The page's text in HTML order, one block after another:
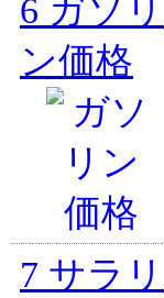
6 ガソリ
ン価格
7 サラリ